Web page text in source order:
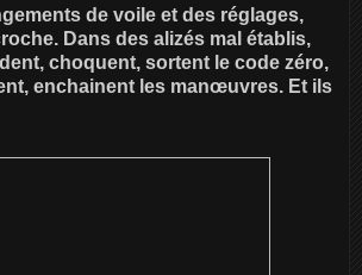
de voile et des réglages,
Dans des alizés mal établis,
choquent, sortent le code zéro,
enchainent les manœuvres. Et ils